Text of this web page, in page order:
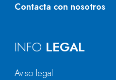
Contacta con nosotros
INFO LEGAL
Aviso legal